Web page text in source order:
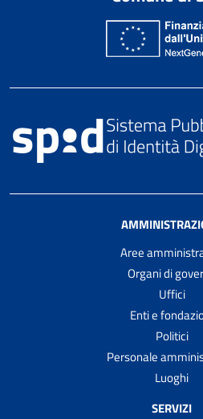
Aree
Organi di
Uffici
Enti e
Politici
Personale
Luoghi
SERVIZI